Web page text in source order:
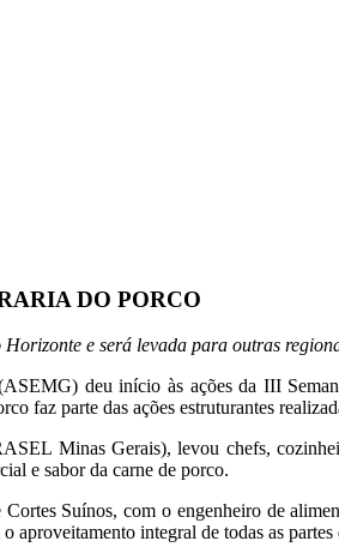
DO PORCO
e será levada para outras
deu início às ações da III
faz parte das ações estruturantes
Minas Gerais), levou chefs,
e sabor da carne de porco.
Suínos, com o engenheiro de
aproveitamento integral de todas as partes